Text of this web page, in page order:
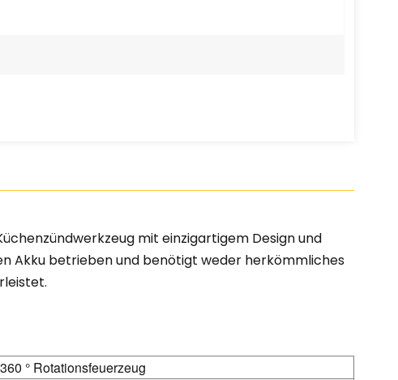
mit einzigartigem Design und
Akku betrieben und benötigt weder herkömmliches
360 ° Rotationsfeuerzeug